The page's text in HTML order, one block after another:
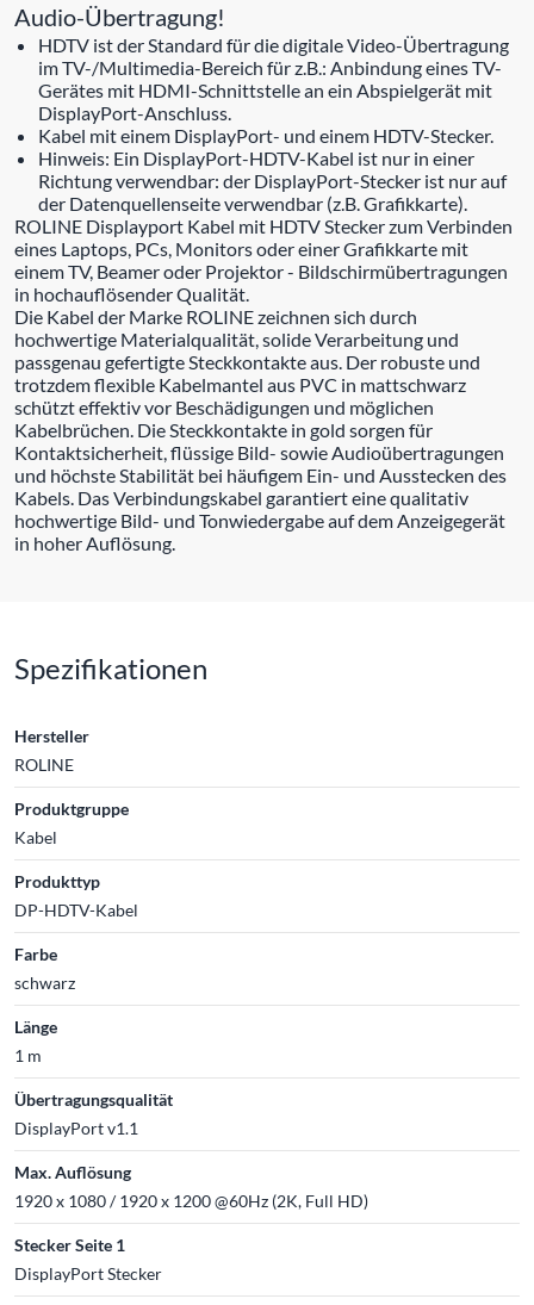
Audio-Übertragung!
HDTV ist der Standard für die digitale Video-Übertragung
im TV-/Multimedia-Bereich für z.B.: Anbindung eines TV-
Gerätes mit HDMI-Schnittstelle an ein Abspielgerät mit
DisplayPort-Anschluss.
Kabel mit einem DisplayPort- und einem HDTV-Stecker.
Hinweis: Ein DisplayPort-HDTV-Kabel ist nur in einer
Richtung verwendbar: der DisplayPort-Stecker ist nur auf
der Datenquellenseite verwendbar (z.B. Grafikkarte).
ROLINE Displayport Kabel mit HDTV Stecker zum Verbinden
eines Laptops, PCs, Monitors oder einer Grafikkarte mit
einem TV, Beamer oder Projektor - Bildschirmübertragungen
in hochauflösender Qualität.
Die Kabel der Marke ROLINE zeichnen sich durch
hochwertige Materialqualität, solide Verarbeitung und
passgenau gefertigte Steckkontakte aus. Der robuste und
trotzdem flexible Kabelmantel aus PVC in mattschwarz
schützt effektiv vor Beschädigungen und möglichen
Kabelbrüchen. Die Steckkontakte in gold sorgen für
Kontaktsicherheit, flüssige Bild- sowie Audioübertragungen
und höchste Stabilität bei häufigem Ein- und Ausstecken des
Kabels. Das Verbindungskabel garantiert eine qualitativ
hochwertige Bild- und Tonwiedergabe auf dem Anzeigegerät
in hoher Auflösung.
Spezifikationen
Hersteller
ROLINE
Produktgruppe
Kabel
Produkttyp
DP-HDTV-Kabel
Farbe
schwarz
Länge
1 m
Übertragungsqualität
DisplayPort v1.1
Max. Auflösung
1920 x 1080 / 1920 x 1200 @60Hz (2K, Full HD)
Stecker Seite 1
DisplayPort Stecker